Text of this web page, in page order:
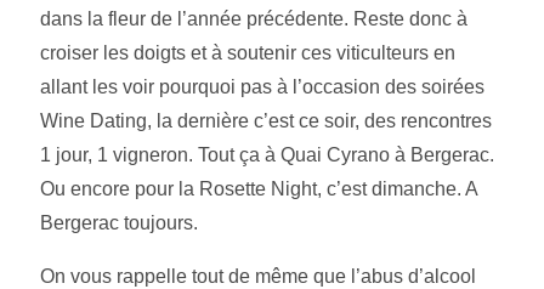
dans la fleur de l’année précédente. Reste donc à
croiser les doigts et à soutenir ces viticulteurs en
allant les voir pourquoi pas à l’occasion des soirées
Wine Dating, la dernière c’est ce soir, des rencontres
1 jour, 1 vigneron. Tout ça à Quai Cyrano à Bergerac.
Ou encore pour la Rosette Night, c’est dimanche. A
Bergerac toujours.
On vous rappelle tout de même que l’abus d’alcool